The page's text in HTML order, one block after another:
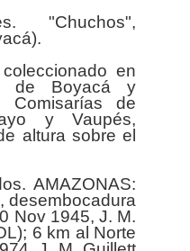
"Chuchos",
en
de Boyacá y
de
y Vaupés,
altura sobre el
AMAZONAS:
desembocadura
Nov 1945, J. M.
6 km al Norte